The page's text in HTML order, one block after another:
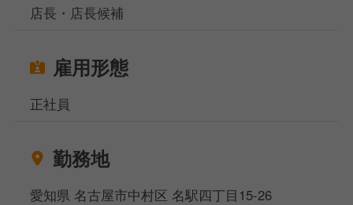
店長・店長候補
雇用形態
正社員
勤務地
愛知県 名古屋市中村区 名駅四丁目15-26